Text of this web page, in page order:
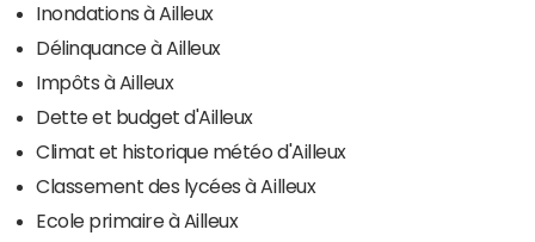
Inondations à Ailleux
Délinquance à Ailleux
Impôts à Ailleux
Dette et budget d'Ailleux
Climat et historique météo d'Ailleux
Classement des lycées à Ailleux
Ecole primaire à Ailleux